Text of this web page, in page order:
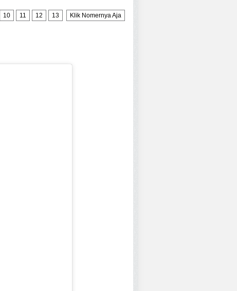
10 11 12 13 Klik Nomernya Aja